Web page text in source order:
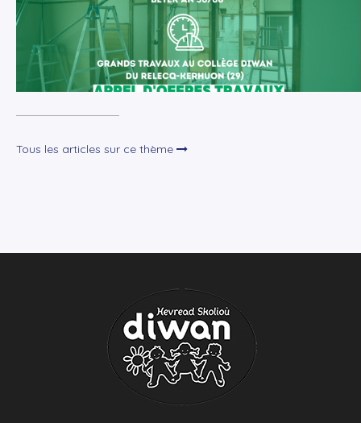
Tous les articles sur ce thème